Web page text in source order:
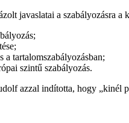
javaslatai a szabályozásra a
a tartalomszabályozásban;
szintű szabályozás.
azzal indította, hogy „kinél